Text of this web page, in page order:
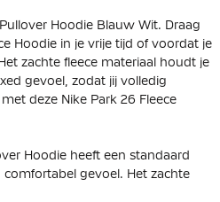
Hoodie Blauw Wit. Draag
Hoodie in je vrije tijd of voordat je
zachte fleece materiaal houdt je
gevoel, zodat jij volledig
deze Nike Park 26 Fleece
Hoodie heeft een standaard
gevoel. Het zachte
capuchon beschermen je